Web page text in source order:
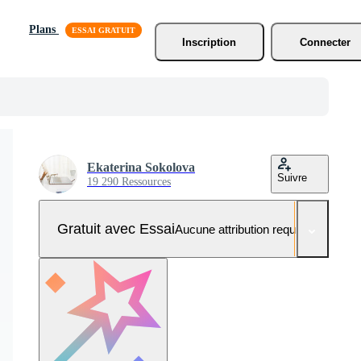
Plans
Inscription
Connecter
Ekaterina Sokolova
19 290 Ressources Suivre
Gratuit avec EssaiAucune attribution requise